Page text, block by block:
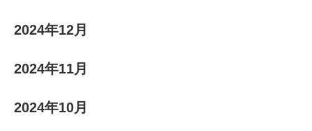
2024年12月
2024年11月
2024年10月